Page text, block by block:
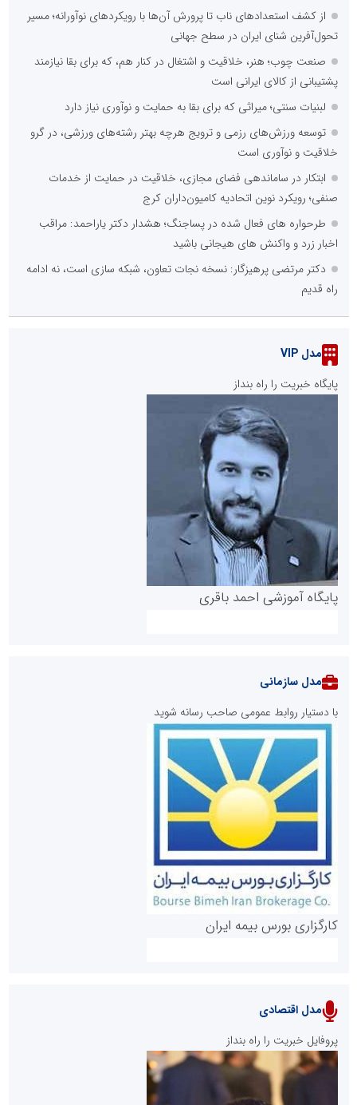
از کشف استعدادهای ناب تا پرورش آن‌ها با رویکردهای نوآورانه؛ مسیر
تحول‌آفرین شنای ایران در سطح جهانی
صنعت چوب؛ هنر، خلاقیت و اشتغال در کنار هم، که برای بقا نیازمند
پشتیبانی از کالای ایرانی است
لبنیات سنتی؛ میراثی که برای بقا به حمایت و نوآوری نیاز دارد
توسعه ورزش‌های رزمی و ترویج هرچه بهتر رشته‌های ورزشی، در گرو
خلاقیت و نوآوری است
ابتکار در ساماندهی فضای مجازی، خلاقیت در حمایت از خدمات
صنفی؛ رویکرد نوین اتحادیه کامیون‌داران کرج
طرحواره های فعال شده در پساجنگ؛ هشدار دکتر یاراحمد: مراقب
اخبار زرد و واکنش های هیجانی باشید
دکتر مرتضی پرهیزگار: نسخه نجات تعاون، شبکه سازی است، نه ادامه
راه قدیم
مدل VIP
پایگاه خبریت را راه بنداز
پایگاه آموزشی احمد باقری
روابط عمومی خبرگزاری گزارش خبر
پایگاه خبری نهضت ملی مسکن
مدل سازمانی
با دستیار روابط عمومی صاحب رسانه شوید
کارگزاری بورس بیمه ایران
مدل اقتصادی
پروفایل خبریت را راه بنداز